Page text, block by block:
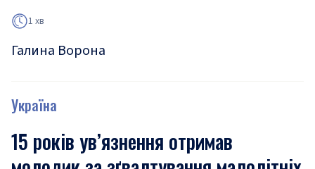
1 хв
Галина Ворона
Україна
15 років ув’язнення отримав